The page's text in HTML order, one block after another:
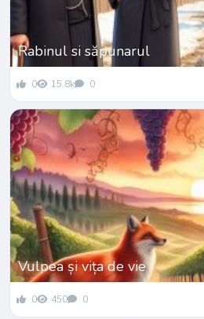
Rabinul si săpunarul
0 15.8k 0
Vulpea și vița de vie
0 450 0